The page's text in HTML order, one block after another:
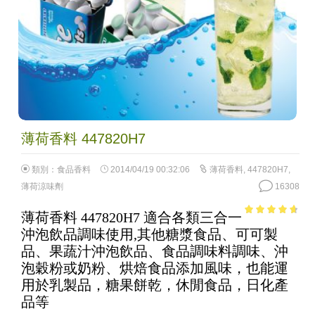
薄荷香料 447820H7
類別： 食品香料 2014/04/19 00:32:06 薄荷香料, 447820H7,
薄荷涼味劑
16308
of 5
薄荷香料 447820H7 適合各類三合一
沖泡飲品調味使用,其他糖漿食品、可可製
品、果蔬汁沖泡飲品、食品調味料調味、沖
泡穀粉或奶粉、烘焙食品添加風味，也能運
用於乳製品，糖果餅乾，休閒食品，日化產
品等